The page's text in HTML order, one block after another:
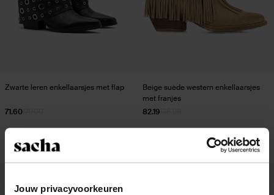
Jouw privacyvoorkeuren
Zwarte leren enkellaarsjes met flap
71.60
Beige suède western enkellaarsjes
met franjes
82.19